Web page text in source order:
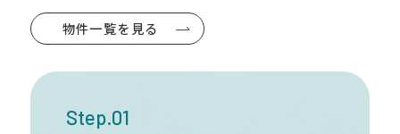
物件一覧を見る
Step.01